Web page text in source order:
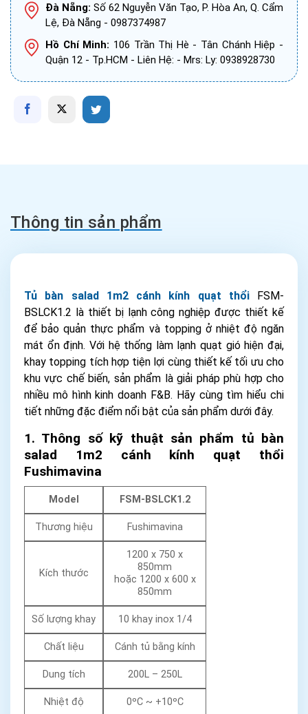
Đà Nẵng: Số 62 Nguyễn Văn Tạo, P. Hòa An, Q. Cẩm
Lệ, Đà Nẵng - 0987374987
Hồ Chí Minh: 106 Trần Thị Hè - Tân Chánh Hiệp -
Quận 12 - Tp.HCM - Liên Hệ: - Mrs: Ly: 0938928730
Thông tin sản phẩm
Tủ bàn salad 1m2 cánh kính quạt thổiFSM-
BSLCK1.2 là thiết bị lạnh công nghiệp được thiết kế
để bảo quản thực phẩm và topping ở nhiệt độ ngăn
mát ổn định. Với hệ thống làm lạnh quạt gió hiện đại,
khay topping tích hợp tiện lợi cùng thiết kế tối ưu cho
khu vực chế biến, sản phẩm là giải pháp phù hợp cho
nhiều mô hình kinh doanh F&B. Hãy cùng tìm hiểu chi
tiết những đặc điểm nổi bật của sản phẩm dưới đây.
1. Thông số kỹ thuật sản phẩm tủ bàn
salad 1m2 cánh kính quạt thổi
Fushimavina
Model FSM-BSLCK1.2
Thương hiệu Fushimavina
Kích thước
1200 x 750 x
850mm
hoặc 1200 x 600 x
850mm
Số lượng khay 10 khay inox 1/4
Chất liệu Cánh tủ bằng kính
Dung tích 200L – 250L
Nhiệt độ 0ºC ~ +10ºC